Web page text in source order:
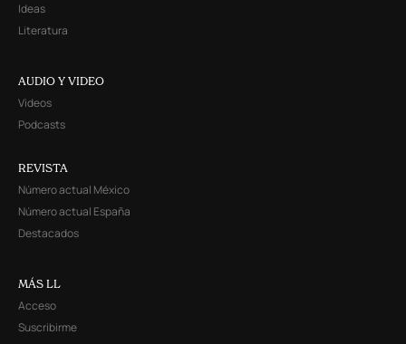
Ideas
Literatura
AUDIO Y VIDEO
Videos
Podcasts
REVISTA
Número actual México
Número actual España
Destacados
MÁS LL
Acceso
Suscribirme